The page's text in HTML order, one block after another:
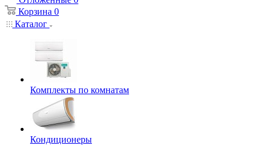
Корзина 0
Каталог
Комплекты по комнатам
Кондиционеры